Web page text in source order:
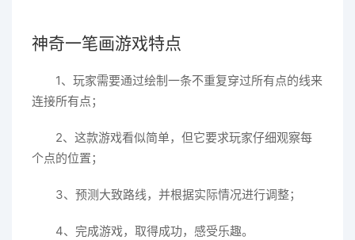
神奇一笔画游戏特点
1、玩家需要通过绘制一条不重复穿过所有点的线来
连接所有点；
2、这款游戏看似简单，但它要求玩家仔细观察每
个点的位置；
3、预测大致路线，并根据实际情况进行调整；
4、完成游戏，取得成功，感受乐趣。